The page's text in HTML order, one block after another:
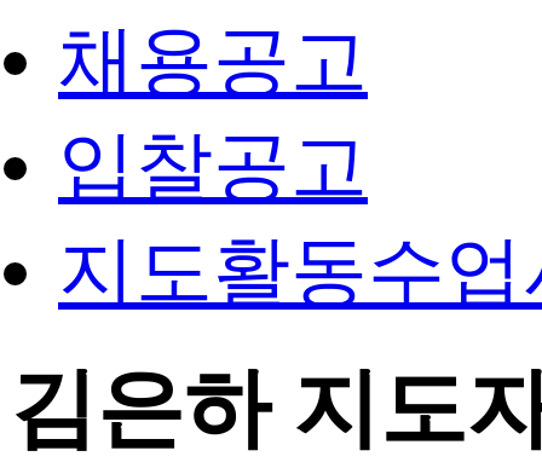
채용공고
입찰공고
지도활동수
김은하 지도